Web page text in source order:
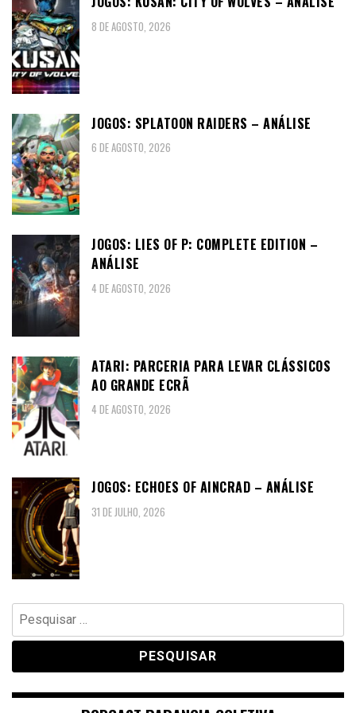
8 DE AGOSTO, 2026
JOGOS: SPLATOON RAIDERS – ANÁLISE
6 DE AGOSTO, 2026
JOGOS: LIES OF P: COMPLETE EDITION –
ANÁLISE
4 DE AGOSTO, 2026
ATARI: PARCERIA PARA LEVAR CLÁSSICOS
AO GRANDE ECRÃ
4 DE AGOSTO, 2026
JOGOS: ECHOES OF AINCRAD – ANÁLISE
31 DE JULHO, 2026
Pesquisar
por: